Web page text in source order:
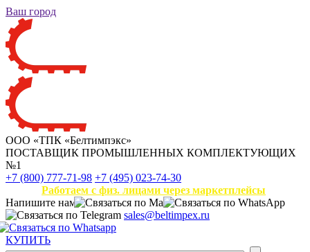
Ваш город
ООО «ТПК «Белтимпэкс»
ПОСТАВЩИК ПРОМЫШЛЕННЫХ КОМПЛЕКТУЮЩИХ
№1
+7 (800) 777-71-98 +7 (495) 023-74-30
Работаем с физ. лицами через маркетплейсы
Напишите нам
sales@beltimpex.ru
КУПИТЬ